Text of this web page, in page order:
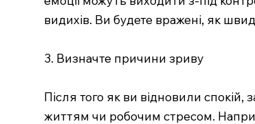
видихів. Ви будете вражені, як
3. Визначте причини зриву
Після того як ви відновили
життям чи робочим стресом.